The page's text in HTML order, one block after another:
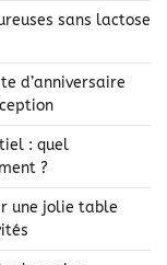
sans lactose
d’anniversaire
: quel
?
une jolie table